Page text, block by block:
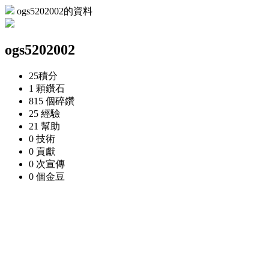
ogs5202002的資料
ogs5202002
25積分
1 顆鑽石
815 個碎鑽
25 經驗
21 幫助
0 技術
0 貢獻
0 次宣傳
0 個金豆